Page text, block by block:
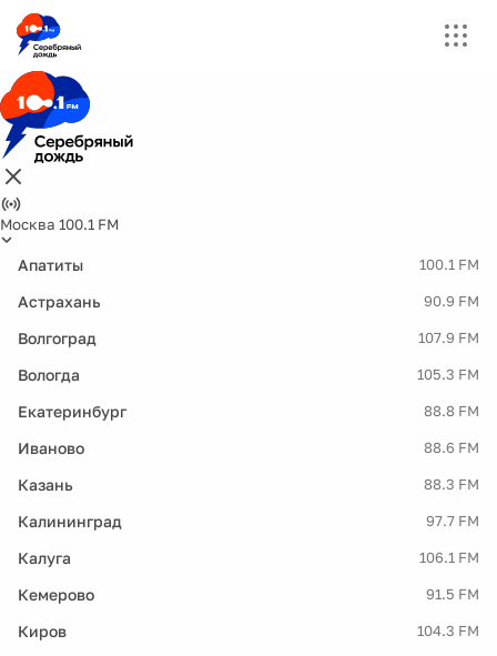
Москва 100.1 FM
Апатиты 100.1 FM
Астрахань 90.9 FM
Волгоград 107.9 FM
Вологда 105.3 FM
Екатеринбург 88.8 FM
Иваново 88.6 FM
Казань 88.3 FM
Калининград 97.7 FM
Калуга 106.1 FM
Кемерово 91.5 FM
Киров 104.3 FM